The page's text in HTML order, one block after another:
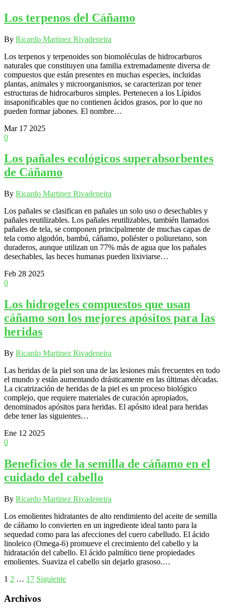
Los terpenos del Cáñamo
By Ricardo Martinez Rivadeneira
Los terpenos y terpenoides son biomoléculas de hidrocarburos
naturales que constituyen una familia extremadamente diversa de
compuestos que están presentes en muchas especies, incluidas
plantas, animales y microorganismos, se caracterizan por tener
estructuras de hidrocarburos simples. Pertenecen a los Lípidos
insaponificables que no contienen ácidos grasos, por lo que no
pueden formar jabones. El nombre…
Mar 17 2025
0
Los pañales ecológicos superabsorbentes
de Cáñamo
By Ricardo Martinez Rivadeneira
Los pañales se clasifican en pañales un solo uso o desechables y
pañales reutilizables. Los pañales reutilizables, también llamados
pañales de tela, se componen principalmente de muchas capas de
tela como algodón, bambú, cáñamo, poliéster o poliuretano, son
duraderos, aunque utilizan un 77% más de agua que los pañales
desechables, las heces humanas pueden lixiviarse…
Feb 28 2025
0
Los hidrogeles compuestos que usan
cáñamo son los mejores apósitos para las
heridas
By Ricardo Martinez Rivadeneira
Las heridas de la piel son una de las lesiones más frecuentes en todo
el mundo y están aumentando drásticamente en las últimas décadas.
La cicatrización de heridas de la piel es un proceso biológico
complejo, que requiere materiales de curación apropiados,
denominados apósitos para heridas. El apósito ideal para heridas
debe tener las siguientes…
Ene 12 2025
0
Beneficios de la semilla de cáñamo en el
cuidado del cabello
By Ricardo Martinez Rivadeneira
Los emolientes hidratantes de alto rendimiento del aceite de semilla
de cáñamo lo convierten en un ingrediente ideal tanto para la
sequedad como para las afecciones del cuero cabelludo. El ácido
linoleico (Omega-6) promueve el crecimiento del cabello y la
hidratación del cabello. El ácido palmítico tiene propiedades
emolientes. Suaviza el cabello sin dejarlo grasoso.…
Paginación
de
1 2 … 17 Siguiente
Archivos